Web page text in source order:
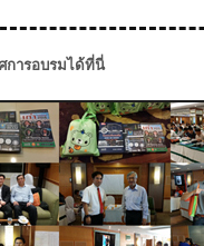
การอบรมได้ที่นี่